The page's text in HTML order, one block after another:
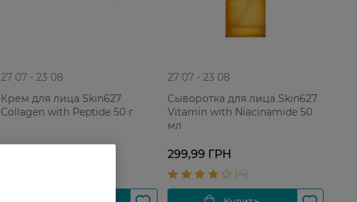
27 07 - 23 08
Крем для лица Skin627
Collagen with Peptide 50 г
27 07 - 23 08
Сыворотка для лица Skin627
Vitamin with Niacinamide 50
мл
299,99 ГРН